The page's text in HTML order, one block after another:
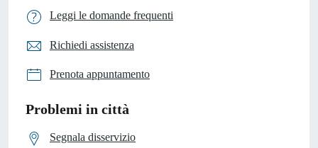
Leggi le domande frequenti
Richiedi assistenza
Prenota appuntamento
Problemi in città
Segnala disservizio